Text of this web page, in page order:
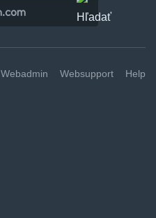
Webadmin Websupport Help